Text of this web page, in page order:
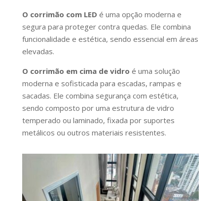
O corrimão com LED é uma opção moderna e
segura para proteger contra quedas. Ele combina
funcionalidade e estética, sendo essencial em áreas
elevadas.
O corrimão em cima de vidro é uma solução
moderna e sofisticada para escadas, rampas e
sacadas. Ele combina segurança com estética,
sendo composto por uma estrutura de vidro
temperado ou laminado, fixada por suportes
metálicos ou outros materiais resistentes.